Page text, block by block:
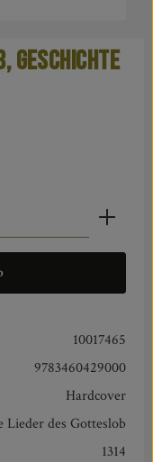
Geschichte
Wert ein oder
10017465
9783460429000
Hardcover
Lieder des Gotteslob
1314